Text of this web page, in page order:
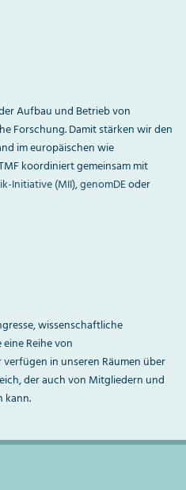
Aufbau und Betrieb von
Forschung. Damit stärken wir den
im europäischen wie
koordiniert gemeinsam mit
Initiative (MII),genomDEoder
wissenschaft­liche
Reihe von
in unseren Räumen über
der auch von Mitgliedern und
kann.